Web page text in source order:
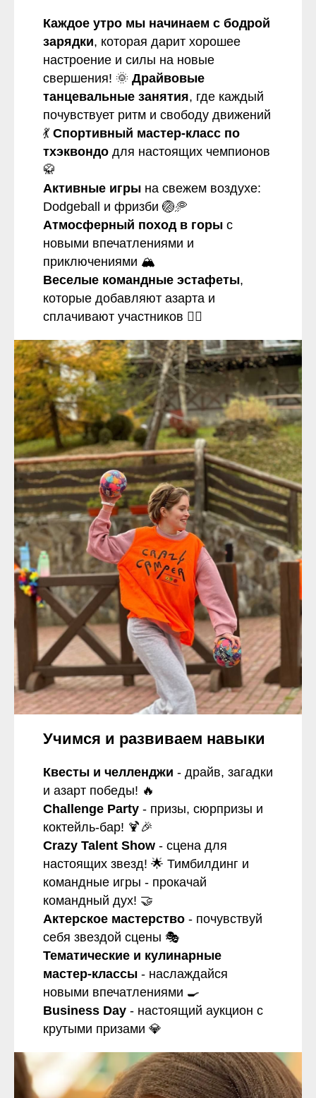
Каждое утро мы начинаем с бодрой
зарядки, которая дарит хорошее
настроение и силы на новые
свершения! 🌞 Драйвовые
танцевальные занятия, где каждый
почувствует ритм и свободу движений
💃 Спортивный мастер-класс по
тхэквондодля настоящих чемпионов
🥋
Активные игрына свежем воздухе:
Dodgeball и фризби 🏐🥏
Атмосферный поход в горыс
новыми впечатлениями и
приключениями 🏔️
Веселые командные эстафеты,
которые добавляют азарта и
сплачивают участников 🏃‍♂️
Учимся и развиваем навыки
Квесты и челленджи - драйв, загадки
и азарт победы! 🔥
Challenge Party- призы, сюрпризы и
коктейль-бар! 🍹🎉
Crazy Talent Show- сцена для
настоящих звезд! 🌟 Тимбилдинг и
командные игры - прокачай
командный дух! 🤝
Актерское мастерство- почувствуй
себя звездой сцены 🎭
Тематические и кулинарные
мастер-классы- наслаждайся
новыми впечатлениями 🍳
Business Day- настоящий аукцион с
крутыми призами 💎